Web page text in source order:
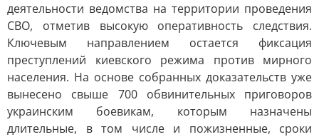
деятельности ведомства на территории проведения
СВО, отметив высокую оперативность следствия.
Ключевым направлением остается фиксация
преступлений киевского режима против мирного
населения. На основе собранных доказательств уже
вынесено свыше 700 обвинительных приговоров
украинским боевикам, которым назначены
длительные, в том числе и пожизненные, сроки